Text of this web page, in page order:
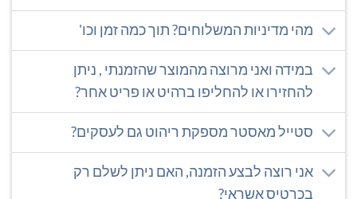
מהי מדיניות המשלוחים? תוך כמה זמן וכו'
במידה ואני מרוצה מהמוצר שהזמנתי , ניתן
להחזירו או להחליפו ברהיט או פריט אחר?
סטייל מאסטר מספקת ריהוט גם לעסקים?
אני רוצה לבצע הזמנה, האם ניתן לשלם רק
בכרטיס אשראי?